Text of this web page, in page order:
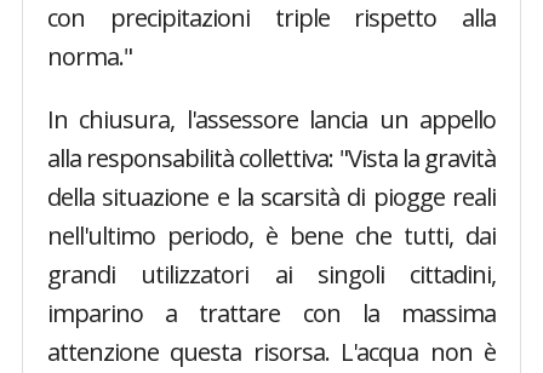
con precipitazioni triple rispetto alla
norma."
In chiusura, l'assessore lancia un appello
alla responsabilità collettiva: "Vista la gravità
della situazione e la scarsità di piogge reali
nell'ultimo periodo, è bene che tutti, dai
grandi utilizzatori ai singoli cittadini,
imparino a trattare con la massima
attenzione questa risorsa. L'acqua non è